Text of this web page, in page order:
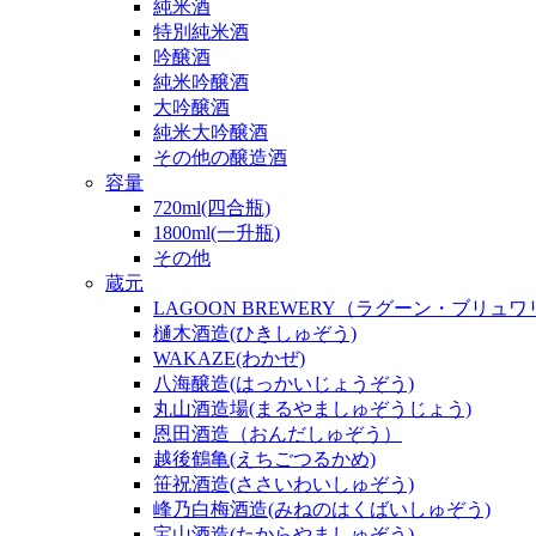
純米酒
特別純米酒
吟醸酒
純米吟醸酒
大吟醸酒
純米大吟醸酒
その他の醸造酒
容量
720ml(四合瓶)
1800ml(一升瓶)
その他
蔵元
LAGOON BREWERY（ラグーン・ブリュワ
樋木酒造(ひきしゅぞう)
WAKAZE(わかぜ)
八海醸造(はっかいじょうぞう)
丸山酒造場(まるやましゅぞうじょう)
恩田酒造（おんだしゅぞう）
越後鶴亀(えちごつるかめ)
笹祝酒造(ささいわいしゅぞう)
峰乃白梅酒造(みねのはくばいしゅぞう)